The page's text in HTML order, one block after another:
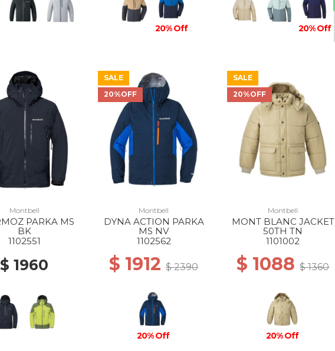
20% Off 20% Off
Montbell
PARKA MS
BK
1102551
$ 1960
SALE
20%OFF
Montbell
DYNA ACTION PARKA
MS NV
1102562
$ 1912$ 2390
20% Off
SALE
20%OFF
Montbell
MONT BLANC JACKET
50TH TN
1101002
$ 1088$ 1360
20% Off